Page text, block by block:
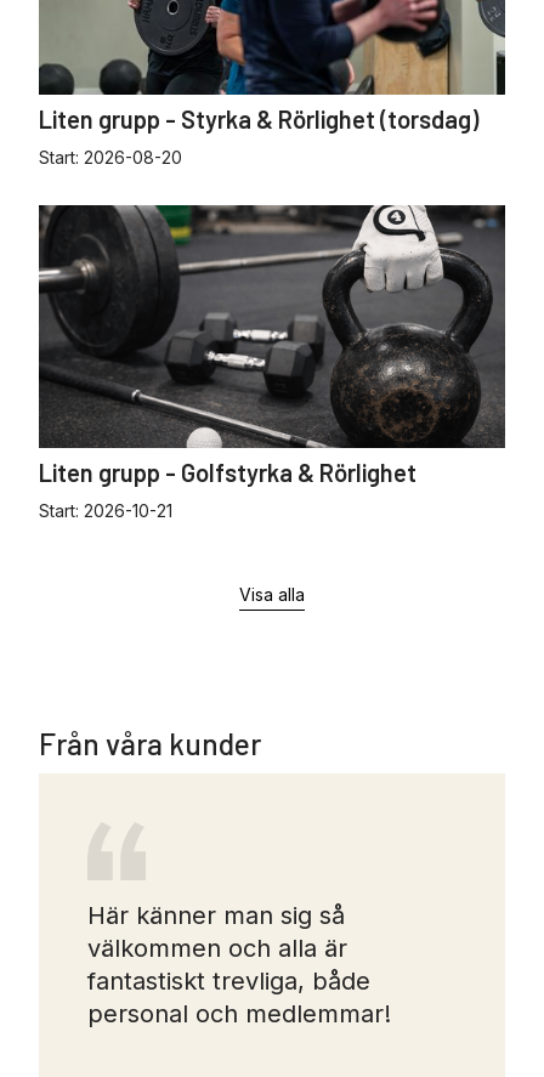
Liten grupp - Styrka & Rörlighet (torsdag)
Start: 2026-08-20
Liten grupp - Golfstyrka & Rörlighet
Start: 2026-10-21
Visa alla
Från våra kunder
Här känner man sig så
välkommen och alla är
fantastiskt trevliga, både
personal och medlemmar!